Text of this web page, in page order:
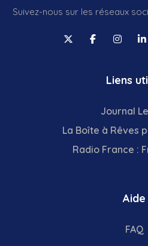
Suivez-nous sur les réseaux
Liens
Journal
La Boîte à Rêves
Radio France :
Aide
FAQ